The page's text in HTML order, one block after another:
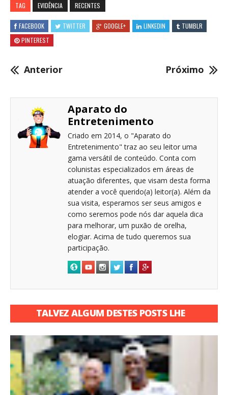
TAG EVIDÊNCIA RECENTES
FACEBOOK TWITTER GOOGLE+ LINKEDIN
TUMBLR
PINTEREST
Anterior Próximo
Aparato do
Entretenimento
Criado em 2014, o "Aparato do
Entretenimento" traz ao seu leitor uma
gama versátil de conteúdo. Conta com
colunistas especializados em áreas de
atuação diferentes, que visam desta forma
atender a você querido(a) leitor(a). Além da
sua visita, esperamos ser seus amigos e
como seremos pode nós dar aquela dica
para melhorar, um puxão de orelha,
elogiar. Acima de tudo queremos sua
participação.
TALVEZ ALGUM DESTES POSTS LHE